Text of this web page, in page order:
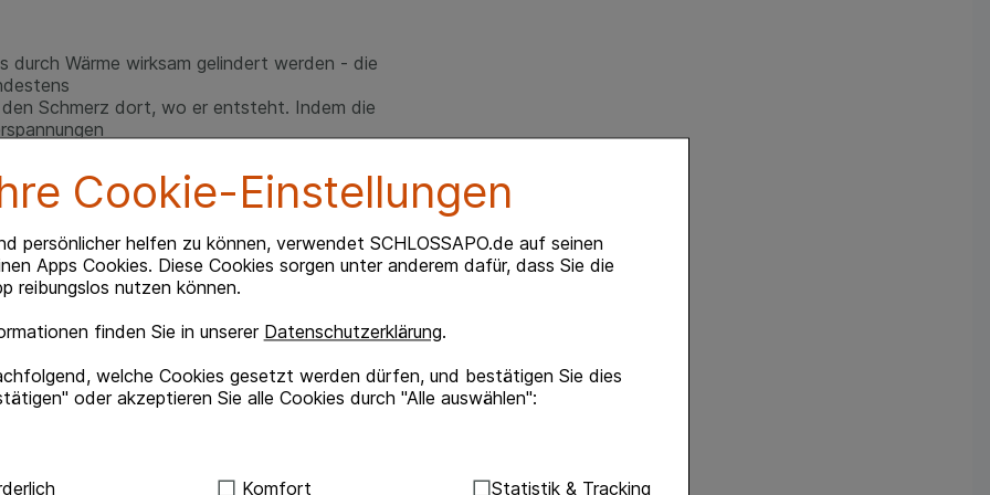
Cookie-Einstellungen
persönlicher helfen zu können, verwendet SCHLOSSAPO.de auf seinen
Apps Cookies. Diese Cookies sorgen unter anderem dafür, dass Sie die
reibungslos nutzen können.
finden Sie in unserer Datenschutzerklärung.
welche Cookies gesetzt werden dürfen, und bestätigen Sie dies
oder akzeptieren Sie alle Cookies durch "Alle auswählen":
Hierbei handelt es sich um Cookies, die für die Grundfunktionen unserer
Komfort Statistik & Tracking
durch Wärme wirksam gelindert werden - die
Schmerz dort, wo er entsteht. Indem die
von ca. 40 Grad ist innerhalb einer halben
diese
eignet sich auch für stillende Mütter.
oder im Büro unter der Kleidung getragen
oder auf sonstige Art erwärmt werden -
tragen
sollte erst ein Arzt konsultiert werden
wollen, so konsultieren Sie bitte vorher Ihren Arzt